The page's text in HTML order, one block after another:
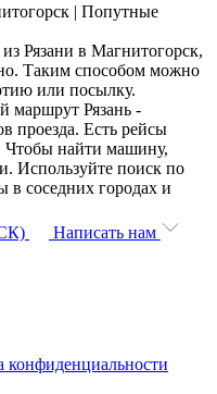
| Попутные
из Рязани в Магнитогорск,
Таким способом можно
или посылку.
маршрут Рязань -
проезда. Есть рейсы
Чтобы найти машину,
Используйте поиск по
в соседних городах и
Написать нам
конфиденциальности